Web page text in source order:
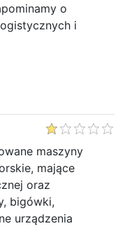
o
i
maszyny
mające
oraz
bigówki,
urządzenia